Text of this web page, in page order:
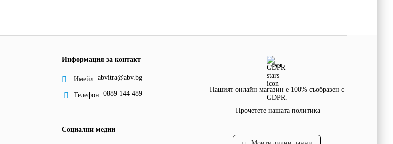
Информация за контакт
Имейл: abvitra@abv.bg
Телефон: 0889 144 489
Социални медии
GDPR
Нашият онлайн магазин е 100% съобразен с
GDPR.
Прочетете нашата политика